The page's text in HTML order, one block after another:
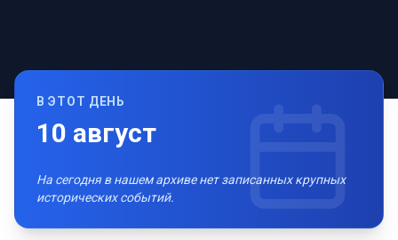
В ЭТОТ ДЕНЬ
10 август
На сегодня в нашем архиве нет записанных крупных
исторических событий.